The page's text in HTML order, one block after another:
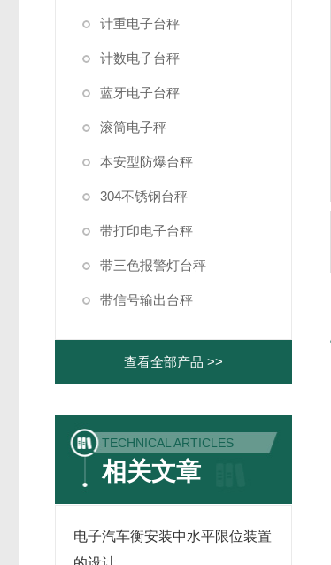
计重电子台秤
计数电子台秤
蓝牙电子台秤
滚筒电子秤
本安型防爆台秤
304不锈钢台秤
带打印电子台秤
带三色报警灯台秤
带信号输出台秤
查看全部产品 >>
TECHNICAL ARTICLES
相关文章
电子汽车衡安装中水平限位装置